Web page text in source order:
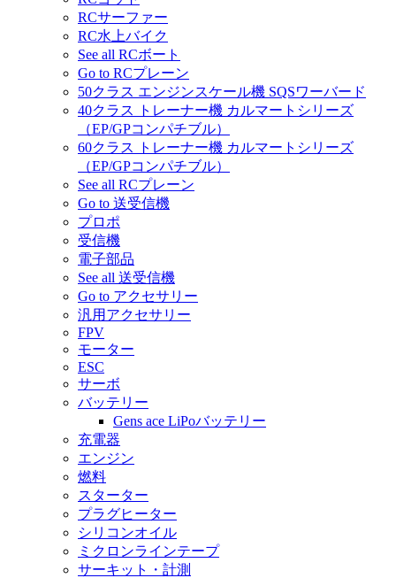
RCサーファー
RC水上バイク
See all RCボート
Go to RCプレーン
50クラス エンジンスケール機 SQSワーバード
40クラス トレーナー機 カルマートシリーズ
（EP/GPコンパチブル）
60クラス トレーナー機 カルマートシリーズ
（EP/GPコンパチブル）
See all RCプレーン
Go to 送受信機
プロポ
受信機
電子部品
See all 送受信機
Go to アクセサリー
汎用アクセサリー
FPV
モーター
ESC
サーボ
バッテリー
Gens ace LiPoバッテリー
充電器
エンジン
燃料
スターター
プラグヒーター
シリコンオイル
ミクロンラインテープ
サーキット・計測